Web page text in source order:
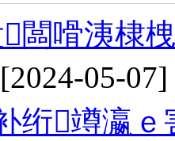
闆嗗洟棣
[2024-05-07]
绗竴瀛